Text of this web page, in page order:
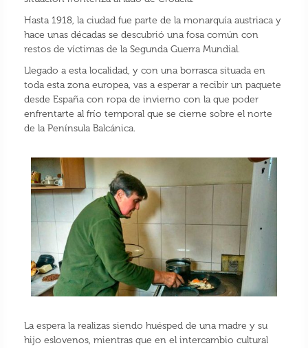
Hasta 1918, la ciudad fue parte de la monarquía austriaca y
hace unas décadas se descubrió una fosa común con
restos de víctimas de la Segunda Guerra Mundial.
Llegado a esta localidad, y con una borrasca situada en
toda esta zona europea, vas a esperar a recibir un paquete
desde España con ropa de invierno con la que poder
enfrentarte al frío temporal que se cierne sobre el norte
de la Península Balcánica.
La espera la realizas siendo huésped de una madre y su
hijo eslovenos, mientras que en el intercambio cultural